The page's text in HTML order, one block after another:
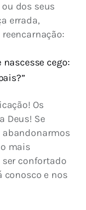
dos seus
errada,
nascesse cego:
Os
Deus! Se
abandonarmos
mais
confortado
conosco e nos